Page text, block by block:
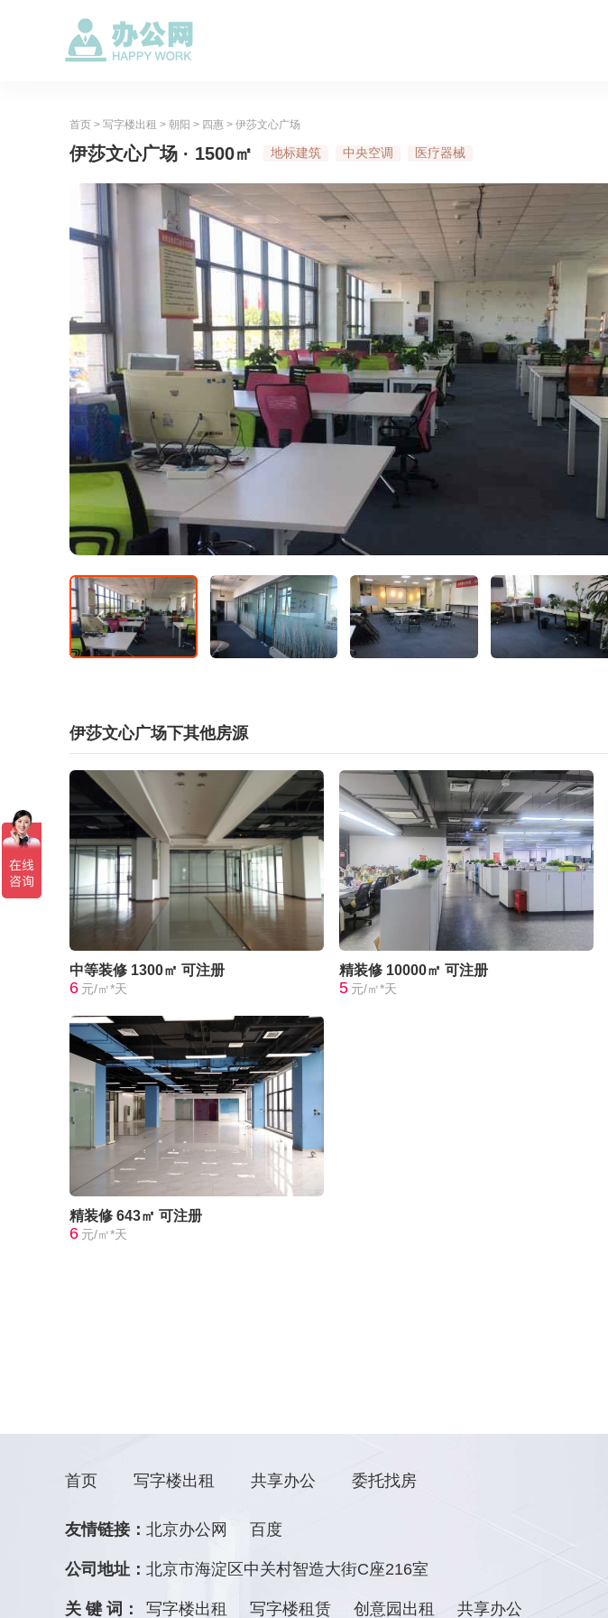
首页 > 写字楼出租 > 朝阳 > 四惠 > 伊莎文心广场
伊莎文心广场 · 1500㎡ 地标建筑 中央空调 医疗器械
伊莎文心广场下其他房源
中等装修 1300㎡ 可注册
6 元/㎡*天
精装修 10000㎡ 可注册
5 元/㎡*天
精装修 643㎡ 可注册
6 元/㎡*天
首页 写字楼出租 共享办公 委托找房
友情链接： 北京办公网 百度
公司地址： 北京市海淀区中关村智造大街C座216室
关 键 词： 写字楼出租 写字楼租赁 创意园出租 共享办公